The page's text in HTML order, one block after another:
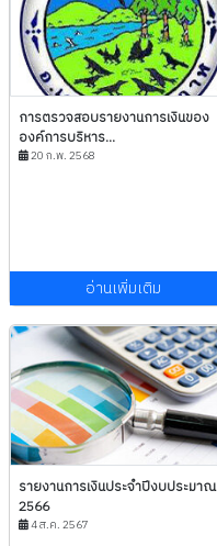
การตรวจสอบรายงานการเงินของ
องค์การบริหาร...
20 ก.พ. 2568
อ่านเพิ่มเติม
รายงานการเงินประจำปีงบประมาณ
2566
4 ส.ค. 2567